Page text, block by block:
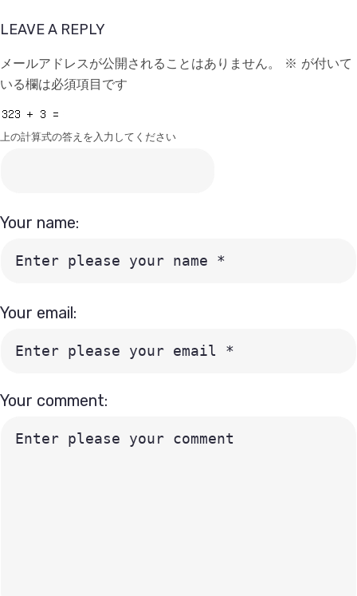
LEAVE A REPLY
メールアドレスが公開されることはありません。 ※ が付いて
いる欄は必須項目です
Your comment:
上の計算式の答えを入力してください
Your name:
Your email: